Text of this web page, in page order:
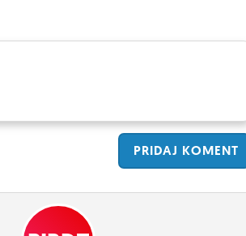
PRIDAJ KOMENT